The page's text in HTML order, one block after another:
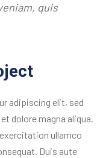
quis
adipiscing elit, sed
dolore magna aliqua.
ullamco
Duis aute